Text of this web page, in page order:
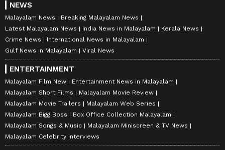
NEWS
Malayalam News
Breaking Malayalam News
Latest Malayalam News
India News in Malayalam
Kerala News
Crime News
International News in Malayalam
Gulf News in Malayalam
Viral News
ENTERTAINMENT
Malayalam Film New
Entertainment News in Malayalam
Malayalam Short Films
Malayalam Movie Review
Malayalam Movie Trailers
Malayalam Web Series
Malayalam Bigg Boss
Box Office Collection Malayalam
Malayalam Songs & Music
Malayalam Miniscreen & TV News
Malayalam Celebrity Interviews